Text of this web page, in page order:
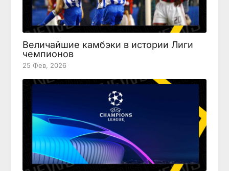
Величайшие камбэки в истории Лиги
чемпионов
25 Фев, 2026